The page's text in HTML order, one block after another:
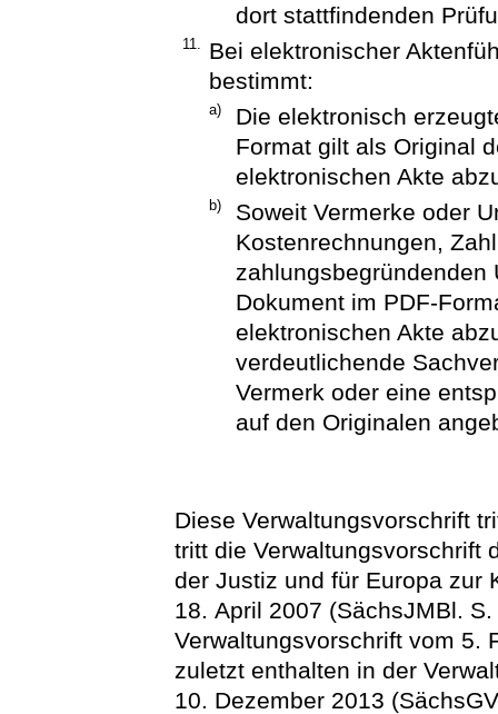
dort stattfindenden
11.
Bei elektronischer
bestimmt:
a)
Die elektronisch
Format gilt als Original
elektronischen Akte
b)
Soweit Vermerke oder
Kostenrechnungen,
zahlungsbegründenden
Dokument im PDF-
elektronischen Akte
verdeutlichende
Vermerk oder eine
auf den Originalen
Diese Verwaltungsvorschrift
tritt die Verwaltungsvorschrift
der Justiz und für Europa zur
18. April 2007 (SächsJMBl.
Verwaltungsvorschrift vom 5.
zuletzt enthalten in der
10. Dezember 2013